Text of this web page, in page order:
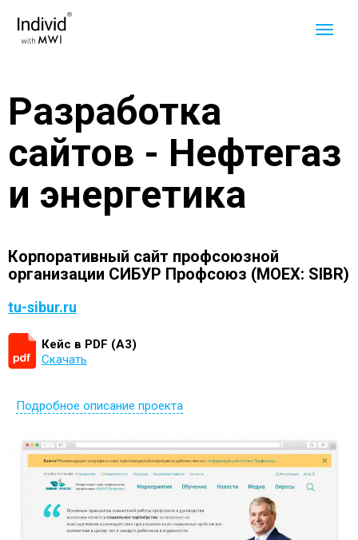
Разработка
сайтов - Нефтегаз
и энергетика
Корпоративный сайт профсоюзной
организации СИБУР Профсоюз (MOEX: SIBR)
tu-sibur.ru
Кейс в PDF (А3)
Скачать
Подробное описание проекта